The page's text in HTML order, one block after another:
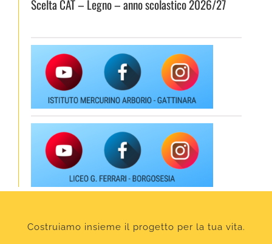
Scelta CAT – Legno – anno scolastico 2026/27
Costruiamo insieme il progetto per la tua vita.